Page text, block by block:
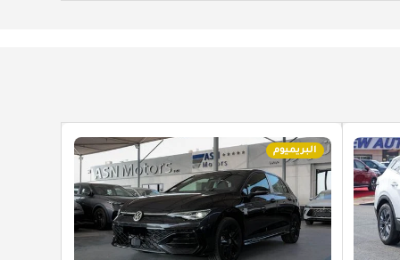
البريميوم